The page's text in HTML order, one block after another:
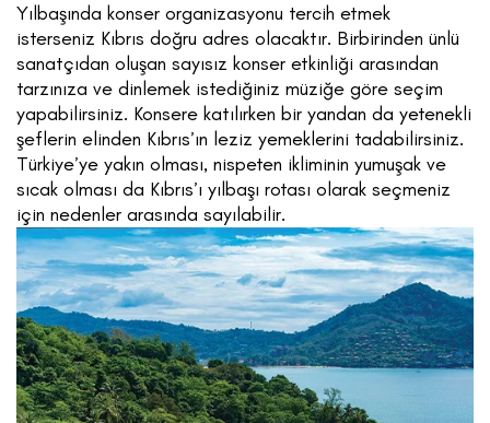
Yılbaşında konser organizasyonu tercih etmek
isterseniz Kıbrıs doğru adres olacaktır. Birbirinden ünlü
sanatçıdan oluşan sayısız konser etkinliği arasından
tarzınıza ve dinlemek istediğiniz müziğe göre seçim
yapabilirsiniz. Konsere katılırken bir yandan da yetenekli
şeflerin elinden Kıbrıs’ın leziz yemeklerini tadabilirsiniz.
Türkiye’ye yakın olması, nispeten ikliminin yumuşak ve
sıcak olması da Kıbrıs’ı yılbaşı rotası olarak seçmeniz
için nedenler arasında sayılabilir.